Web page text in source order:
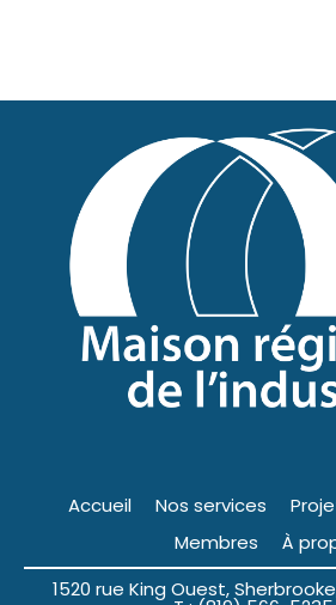
Accueil Nos services
Membres
À
1520 rue King Ouest,